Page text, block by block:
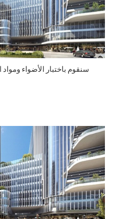
سنقوم باختبار الأضواء ومواد